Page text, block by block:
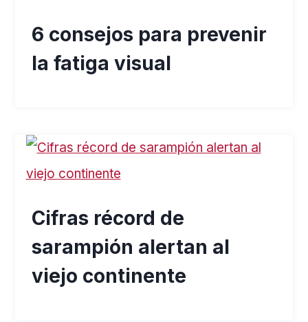
6 consejos para prevenir
la fatiga visual
Cifras récord de
sarampión alertan al
viejo continente